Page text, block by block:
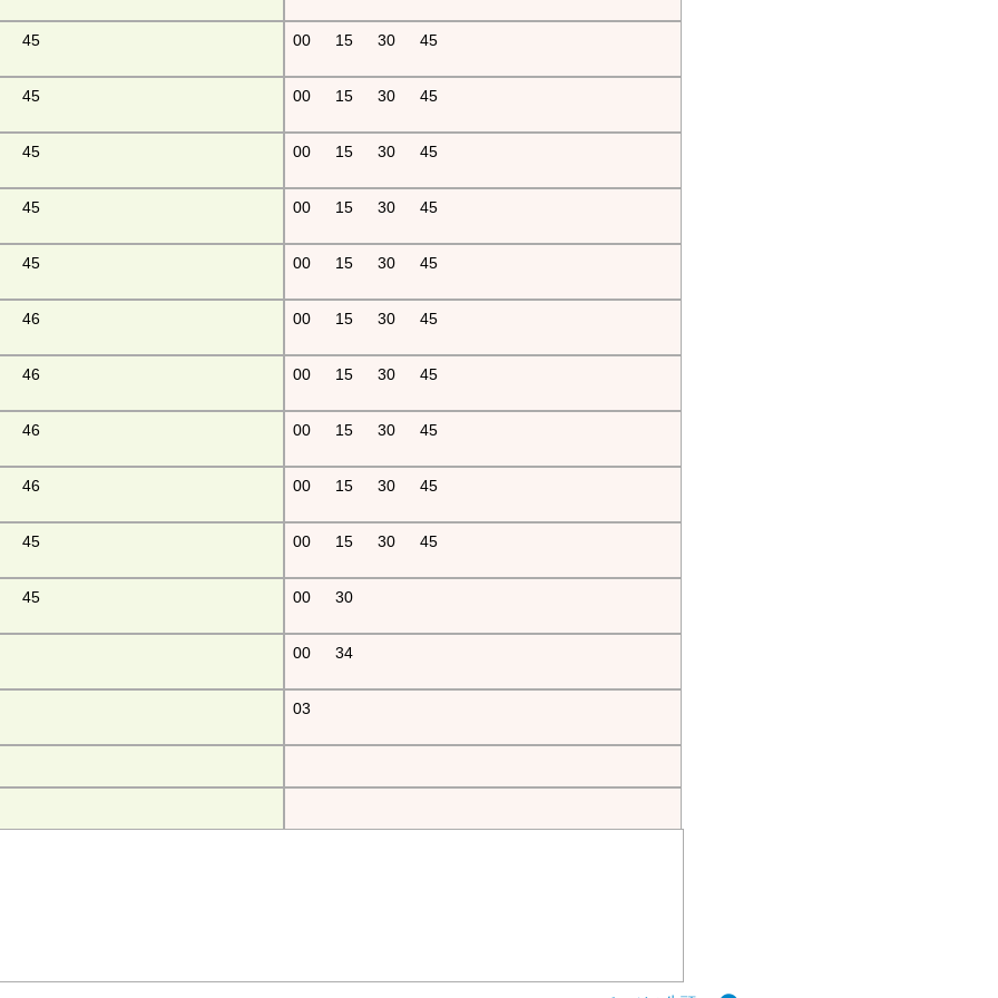
45 00 15 30 45
45 00 15 30 45
45 00 15 30 45
45 00 15 30 45
45 00 15 30 45
46 00 15 30 45
46 00 15 30 45
46 00 15 30 45
46 00 15 30 45
45 00 15 30 45
45 00 30
00 34
03